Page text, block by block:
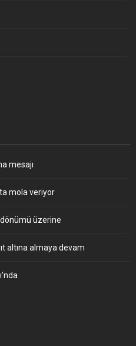
mesajı
mola veriyor
üzerine
altına almaya devam